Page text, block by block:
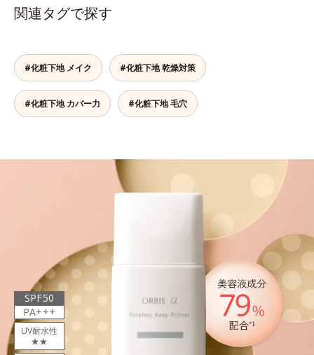
関連タグで探す
#化粧下地 メイク #化粧下地 乾燥対策
#化粧下地 カバー力 #化粧下地 毛穴
SPF50
PA+++
UV耐水性
★★